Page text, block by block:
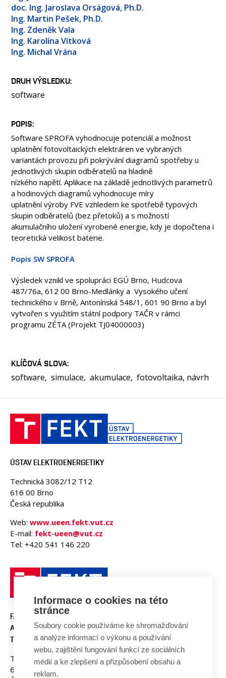
OSOBY
LABORATOŘE
MÉDIA
KONFERENCE A SOUTĚŽE
doc. Ing. Jaroslava Orságová, Ph.D.
Ing. Martin Pešek, Ph.D.
Ing. Zdeněk Vala
Ing. Karolína Vítková
Ing. Michal Vrána
DRUH VÝSLEDKU
software
POPIS
Software SPROFA vyhodnocuje potenciál a možnost
uplatnění fotovoltaických elektráren ve vybraných
variantách provozu při pokrývání diagramů spotřeby u
jednotlivých skupin odběratelů na hladině
nízkého napětí. Aplikace na základě jednotlivých parametrů
a hodinových diagramů vyhodnocuje míry
uplatnění výroby FVE vzhledem ke spotřebě typových
skupin odběratelů (bez přetoků) a s možností
akumulačního uložení vyrobené energie, kdy je dopočtena i
teoretická velikost baterie.
Popis SW SPROFA
Výsledek vznikl ve spolupráci EGÚ Brno, Hudcova
487/76a, 612 00 Brno-Medlánky a Vysokého učení
technického v Brně, Antonínská 548/1, 601 90 Brno a byl
vytvořen s využitím státní podpory TAČR v rámci
programu ZÉTA (Projekt TJ04000003)
KLÍČOVÁ SLOVA
software simulace akumulace fotovoltaika, návrh
ÚSTAV ELEKTROENERGETIKY
Technická 3082/12 T12
616 00 Brno
Česká republika
Web: www.ueen.fekt.vut.cz
E-mail: fekt-ueen@vut.cz
Tel: +420 541 146 220
FAKULTA ELEKTROTECHNIKY
A KOMUNIKAČNÍCH
TECHNOLOGIÍ, VUT V BRNĚ
Technická 3058/10
616 00 Brno
Informace o cookies na této
stránce
Soubory cookie používáme ke shromažďování
a analýze informací o výkonu a používání
webu, zajištění fungování funkcí ze sociálních
médií a ke zlepšení a přizpůsobení obsahu a
reklam.